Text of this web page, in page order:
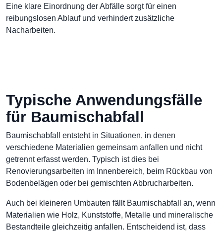
Eine klare Einordnung der Abfälle sorgt für einen
reibungslosen Ablauf und verhindert zusätzliche
Nacharbeiten.
Typische Anwendungsfälle
für Baumischabfall
Baumischabfall entsteht in Situationen, in denen
verschiedene Materialien gemeinsam anfallen und nicht
getrennt erfasst werden. Typisch ist dies bei
Renovierungsarbeiten im Innenbereich, beim Rückbau von
Bodenbelägen oder bei gemischten Abbrucharbeiten.
Auch bei kleineren Umbauten fällt Baumischabfall an, wenn
Materialien wie Holz, Kunststoffe, Metalle und mineralische
Bestandteile gleichzeitig anfallen. Entscheidend ist, dass